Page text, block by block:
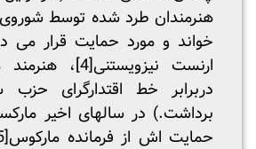
هنرمندان طرد شده توسط
خواند و مورد حمایت قرار می
ارنست نیزویستنی[4]
، هنرمند
دربرابر خط اقتدارگرای
برداشت.) در سالهای اخیر
حمایت اش از فرمانده مارکوس[5]